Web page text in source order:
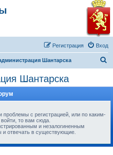
Вход
Регистрация
Шантарска
Шантарска
с регистрацией, или по каким-
то вам сюда.
и незалогиненным
и отвечать в существующие.